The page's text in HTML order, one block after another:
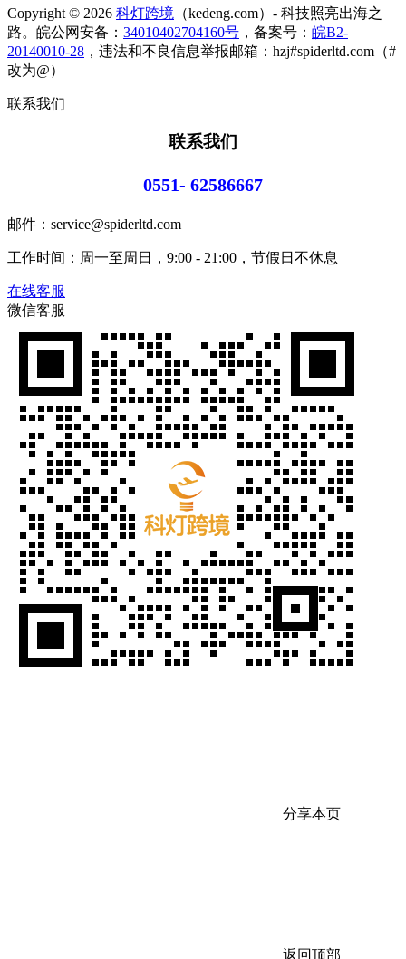
Copyright © 2026 科灯跨境 （kedeng.com）- 科技照亮出海之
路。皖公网安备： 34010402704160号 ，备案号： 皖B2-
20140010-28 ，违法和不良信息举报邮箱：hzj#spiderltd.com（#
改为@）
联系我们
联系我们
0551- 62586667
邮件：service@spiderltd.com
工作时间：周一至周日，9:00 - 21:00，节假日不休息
在线客服
微信客服
分享本页
返回顶部